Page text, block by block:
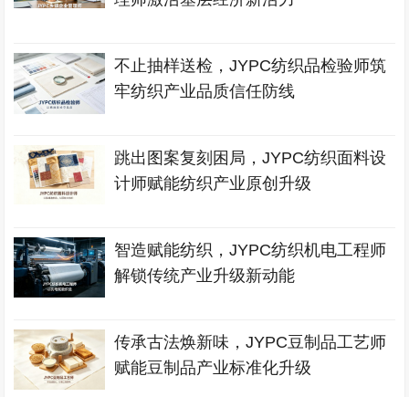
不止抽样送检，JYPC纺织品检验师筑
牢纺织产业品质信任防线
跳出图案复刻困局，JYPC纺织面料设
计师赋能纺织产业原创升级
智造赋能纺织，JYPC纺织机电工程师
解锁传统产业升级新动能
传承古法焕新味，JYPC豆制品工艺师
赋能豆制品产业标准化升级